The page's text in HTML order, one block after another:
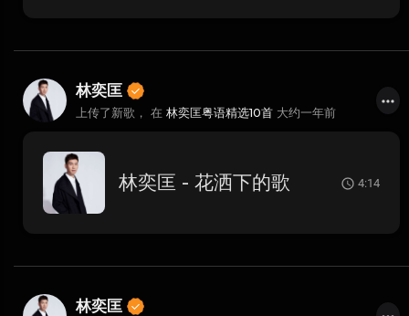
林奕匡
上传了新歌， 在 林奕匡粤语精选10首 大约一年前
林奕匡 - 花洒下的歌 4:14
林奕匡